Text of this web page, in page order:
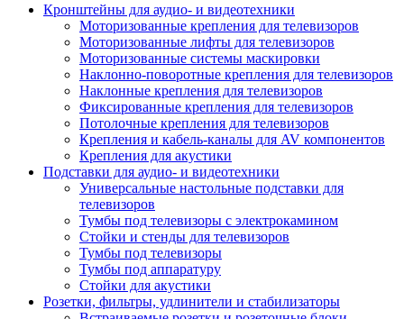
Кронштейны для аудио- и видеотехники
Моторизованные крепления для телевизоров
Моторизованные лифты для телевизоров
Моторизованные системы маскировки
Наклонно-поворотные крепления для телевизоров
Наклонные крепления для телевизоров
Фиксированные крепления для телевизоров
Потолочные крепления для телевизоров
Крепления и кабель-каналы для AV компонентов
Крепления для акустики
Подставки для аудио- и видеотехники
Универсальные настольные подставки для
телевизоров
Тумбы под телевизоры с электрокамином
Стойки и стенды для телевизоров
Тумбы под телевизоры
Тумбы под аппаратуру
Стойки для акустики
Розетки, фильтры, удлинители и стабилизаторы